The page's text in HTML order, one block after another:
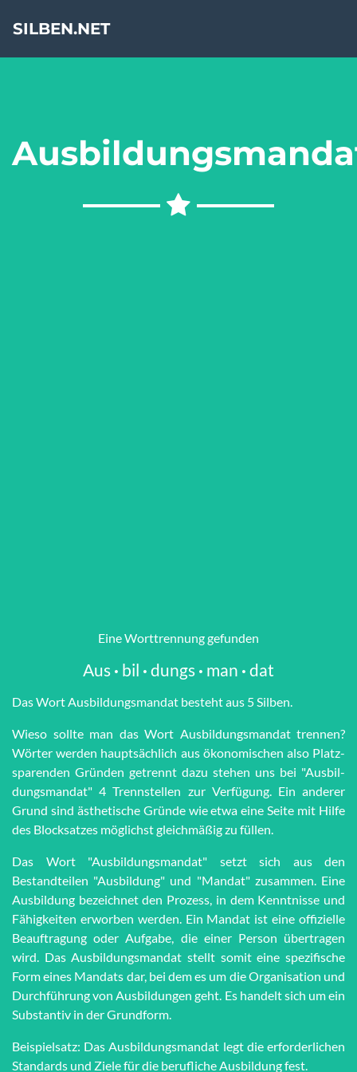
SILBEN.NET
Eine Worttrennung gefunden
Aus · bil · dungs · man · dat
Das Wort Aus­bil­dungs­man­dat besteht aus 5 Silben.
Wieso sollte man das Wort Aus­bil­dungs­man­dat trennen?
Wörter werden haupt­sächlich aus öko­no­mi­schen also Platz­
spar­en­den Grün­den getrennt dazu stehen uns bei "Aus­bil­
dungs­man­dat" 4 Trenn­stel­len zur Ver­fü­gung. Ein anderer
Grund sind äs­the­tische Grün­de wie et­wa eine Seite mit Hilfe
des Block­satzes möglichst gleich­mä­ßig zu füllen.
Das Wort "Ausbildungsmandat" setzt sich aus den
Bestandteilen "Ausbildung" und "Mandat" zusammen. Eine
Ausbildung bezeichnet den Prozess, in dem Kenntnisse und
Fähigkeiten erworben werden. Ein Mandat ist eine offizielle
Beauftragung oder Aufgabe, die einer Person übertragen
wird. Das Ausbildungsmandat stellt somit eine spezifische
Form eines Mandats dar, bei dem es um die Organisation und
Durchführung von Ausbildungen geht. Es handelt sich um ein
Substantiv in der Grundform.
Beispielsatz: Das Ausbildungsmandat legt die erforderlichen
Standards und Ziele für die berufliche Ausbildung fest.